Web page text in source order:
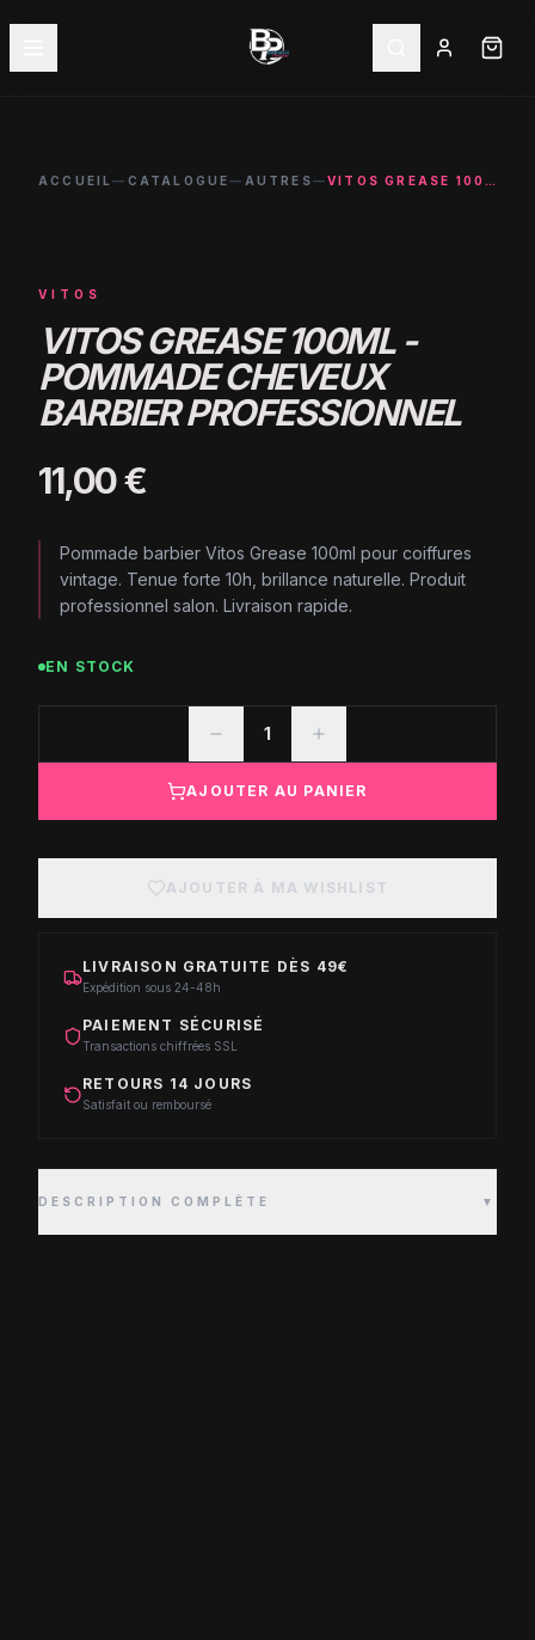
ACCUEIL— CATALOGUE— AUTRES— VITOS GREASE 100ML - POMMADE CHEVEUX BARBIER PROFESSIONNEL
VITOS
VITOS GREASE 100ML -
POMMADE CHEVEUX
BARBIER PROFESSIONNEL
11,00 €
Pommade barbier Vitos Grease 100ml pour coiffures
vintage. Tenue forte 10h, brillance naturelle. Produit
professionnel salon. Livraison rapide.
EN STOCK
1
AJOUTER AU PANIER
AJOUTER À MA WISHLIST
LIVRAISON GRATUITE DÈS 49€
Expédition sous 24-48h
PAIEMENT SÉCURISÉ
Transactions chiffrées SSL
RETOURS 14 JOURS
Satisfait ou remboursé
DESCRIPTION COMPLÈTE ▼